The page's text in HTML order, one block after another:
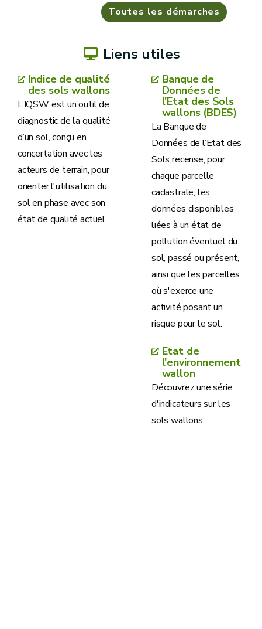
Toutes les démarches
Liens utiles
Indice de qualité
des sols wallons
L’IQSW est un outil de
diagnostic de la qualité
d’un sol, conçu en
concertation avec les
acteurs de terrain, pour
orienter l'utilisation du
sol en phase avec son
état de qualité actuel
Banque de
Données de
l'Etat des Sols
wallons (BDES)
La Banque de
Données de l’Etat des
Sols recense, pour
chaque parcelle
cadastrale, les
données disponibles
liées à un état de
pollution éventuel du
sol, passé ou présent,
ainsi que les parcelles
où s'exerce une
activité posant un
risque pour le sol.
Etat de
l'environnement
wallon
Découvrez une série
d'indicateurs sur les
sols wallons